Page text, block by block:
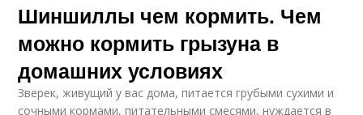
Шиншиллы чем кормить. Чем
можно кормить грызуна в
домашних условиях
Зверек, живущий у вас дома, питается грубыми сухими и
сочными кормами, питательными смесями, нуждается в